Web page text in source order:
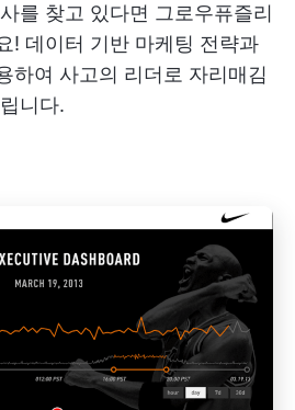
를 찾고 있다면 그로우퓨즐리
! 데이터 기반 마케팅 전략과
하여 사고의 리더로 자리매김
니다.